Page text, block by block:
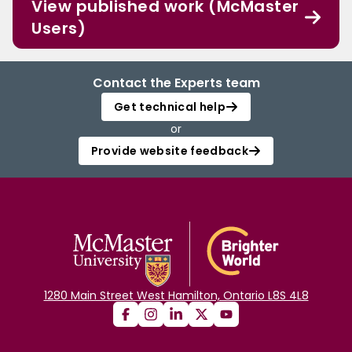
View published work (McMaster
Users)
Contact the Experts team
Get technical help
or
Provide website feedback
1280 Main Street West Hamilton, Ontario L8S 4L8